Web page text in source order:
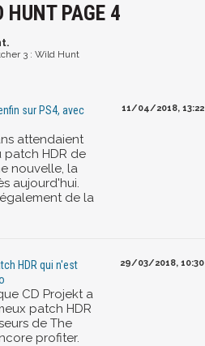
HUNT PAGE 4
3 : Wild Hunt
sur PS4, avec
attendaient
patch HDR de
nouvelle, la
aujourd'hui.
de la
11/04/2018, 13:22
HDR qui n'est
CD Projekt a
patch HDR
de The
profiter.
29/03/2018, 10:30